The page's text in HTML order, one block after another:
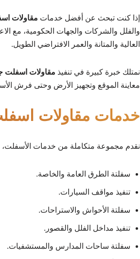
إذا كنت تبحث عن أفضل خدمات مقاولات
والفلل والشركات والجهات الحكومية، مع
العالية والمتانة والعمر الافتراضي الطويل.
نمتلك خبرة كبيرة في تنفيذ مقاولات اسفلت
معاينة الموقع وتجهيز الأرض وحتى فرش
خدمات مقاولات
نقدم مجموعة متكاملة من خدمات
سفلتة الطرق العامة والخاصة.
تنفيذ مواقف السيارات.
سفلتة الأحواش والاستراحات.
تنفيذ مداخل الفلل والقصور.
سفلتة ساحات المدارس والمستشفيات.